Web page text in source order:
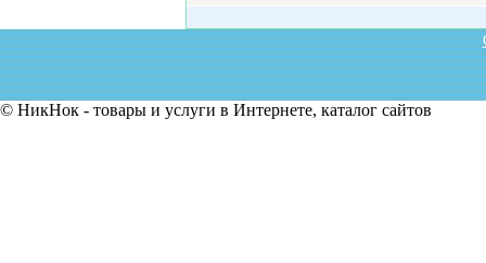
© НикНок - товары и услуги в Интернете, каталог сайтов